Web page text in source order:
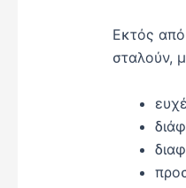
Εκτός από
σταλούν,